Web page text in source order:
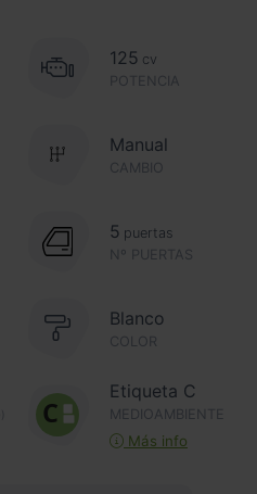
125 cv
POTENCIA
CAMBIO
Manual
Nº PUERTAS
5 puertas
Blanco
COLOR
Etiqueta C
MEDIOAMBIENTE
Más info